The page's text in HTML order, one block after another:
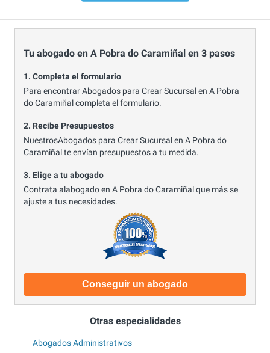
Tu abogado en A Pobra do Caramiñal en 3 pasos
1. Completa el formulario
Para encontrar Abogados para Crear Sucursal en A Pobra
do Caramiñal completa el formulario.
2. Recibe Presupuestos
NuestrosAbogados para Crear Sucursal en A Pobra do
Caramiñal te envían presupuestos a tu medida.
3. Elige a tu abogado
Contrata alabogado en A Pobra do Caramiñal que más se
ajuste a tus necesidades.
Conseguir un abogado
Otras especialidades
Abogados Administrativos